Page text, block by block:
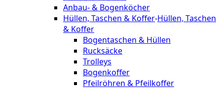
Anbau- & Bogenköcher
Hüllen, Taschen & Koffer-Hüllen, Taschen
& Koffer
Bogentaschen & Hüllen
Rucksäcke
Trolleys
Bogenkoffer
Pfeilröhren & Pfeilkoffer